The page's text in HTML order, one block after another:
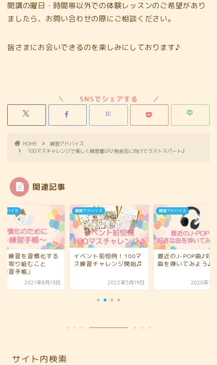
開講の曜日・時間帯以外での体験レッスンのご希望があり
ましたら、お問い合わせの際にご相談ください。
皆さまにお会いできるのを楽しみにしております♪
HOME
練習アドバイス
100マスチャレンジで楽しく練習量UP♪発表会に向けてラストスパート♪
関連記事
ドバイス
ノ練習を習慣化する
に取り組むこと
習手帳」
2021年8月13日
練習アドバイス
イベント前恒例！100マ
ス練習チャレンジ開始♫
2022年5月19日
練習アドバイス
最近のJ-POP曲♪好
曲を弾いてみよう♪
2020年7
サイト内検索